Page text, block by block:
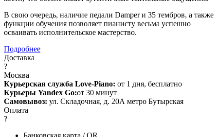
В свою очередь, наличие педали Damper и 35 тембров, а также
функции обучения позволяет пианисту весьма успешно
осваивать исполнительское мастерство.
Подробнее
Доставка
?
Москва
Курьерская служба Love-Piano: от 1 дня, бесплатно
Курьеры Yandex Go:от 30 минут
Самовывоз: ул. Складочная, д. 20А метро Бутырская
Оплата
?